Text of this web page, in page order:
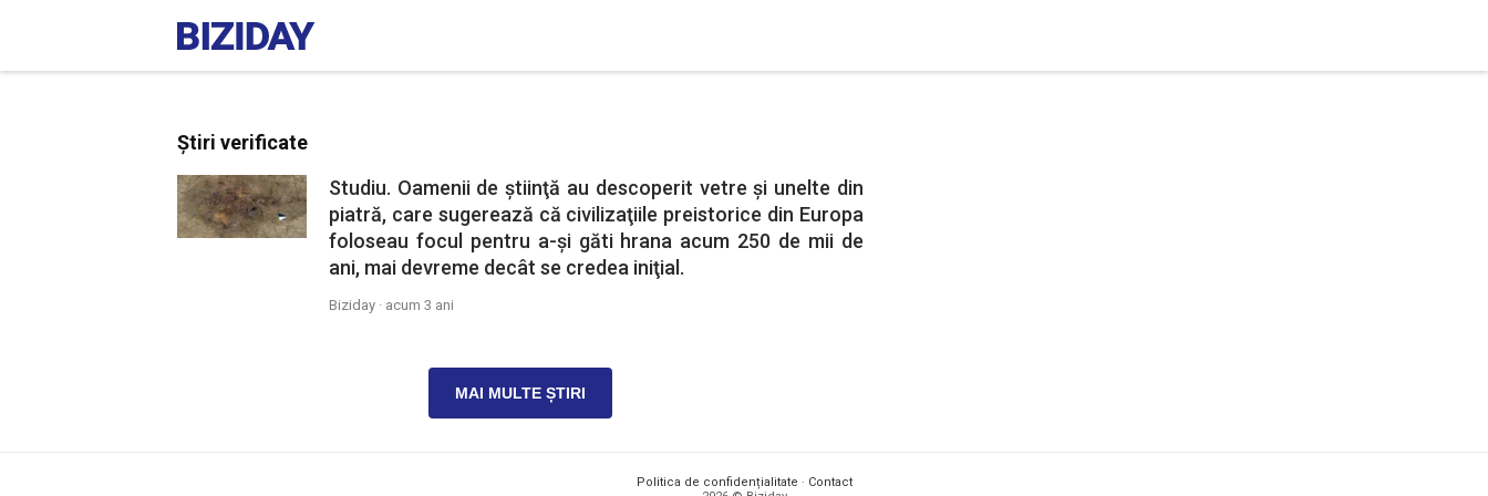
Știri verificate
Studiu. Oamenii de ştiinţă au descoperit vetre şi unelte din
piatră, care sugerează că civilizaţiile preistorice din Europa
foloseau focul pentru a-şi găti hrana acum 250 de mii de
ani, mai devreme decât se credea iniţial.
Biziday · acum 3 ani
MAI MULTE ȘTIRI
Politica de confidențialitate · Contact